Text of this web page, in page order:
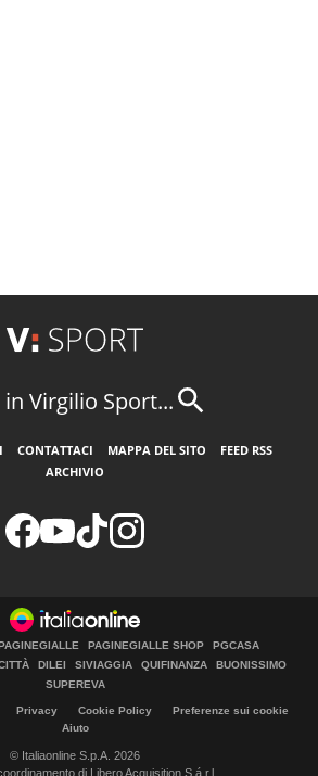
in Virgilio Sport...
CONTATTACI MAPPA DEL SITO
FEED RSS
ARCHIVIO
PAGINEGIALLE SHOP
PGCASA
DILEI SIVIAGGIA QUIFINANZA
BUONISSIMO
SUPEREVA
Privacy Cookie Policy
Preferenze sui cookie
Aiuto
© Italiaonline S.p.A. 2026
di Libero Acquisition S.á r.l.